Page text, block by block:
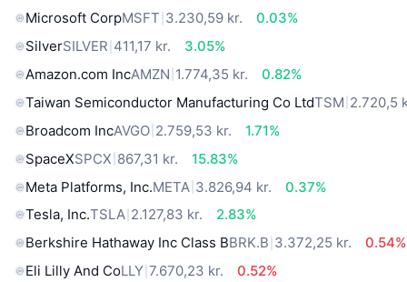
Microsoft CorpMSFT 3.230,59 kr.
0.03%
SilverSILVER 411,17 kr.
3.05%
Amazon.com IncAMZN 1.774,35 kr.
0.82%
Taiwan Semiconductor Manufacturing Co LtdTSM 2.720,5
Broadcom IncAVGO 2.759,53 kr.
1.71%
SpaceXSPCX 867,31 kr.
15.83%
Meta Platforms, Inc.META 3.826,94 kr.
0.37%
Tesla, Inc.TSLA 2.127,83 kr.
2.83%
Berkshire Hathaway Inc Class BBRK.B 3.372,25 kr.
0.54%
Eli Lilly And CoLLY 7.670,23 kr.
0.52%